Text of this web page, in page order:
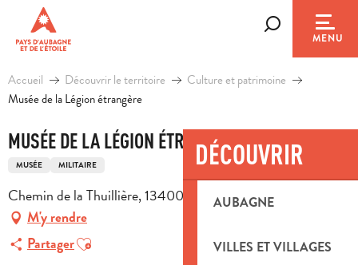
contenu
principal
MENU
DÉCOUVRIR
AUBAGNE
VILLES ET VILLAGES
Accueil Découvrir le territoire
Culture et patrimoine
Musée de la Légion étrangère
MUSÉE DE LA LÉGION ÉTRANGÈRE
MUSÉE MILITAIRE
Chemin de la Thuillière, 13400 Aubagne
M'y rendre
PartagerAjouter aux favoris